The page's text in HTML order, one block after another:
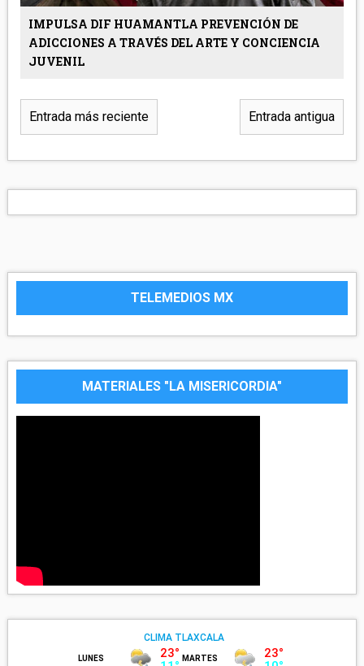
IMPULSA DIF HUAMANTLA PREVENCIÓN DE
ADICCIONES A TRAVÉS DEL ARTE Y CONCIENCIA
JUVENIL
Entrada más reciente Entrada antigua
TELEMEDIOS MX
MATERIALES "LA MISERICORDIA"